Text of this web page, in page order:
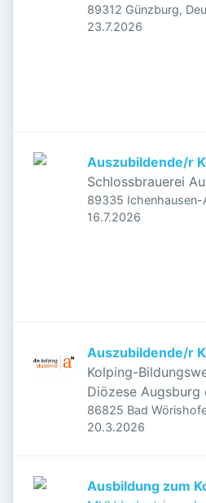
89312 Günzburg,
Veröffentlicht
23.7.2026
Auszubildende/r
Schlossbrauerei
89335 Ichenhausen-
Deutschland
Veröffentlicht
16.7.2026
Auszubildende/r
Kolping-
Diözese Augsburg
86825 Bad
Veröffentlicht
20.3.2026
Ausbildung zum